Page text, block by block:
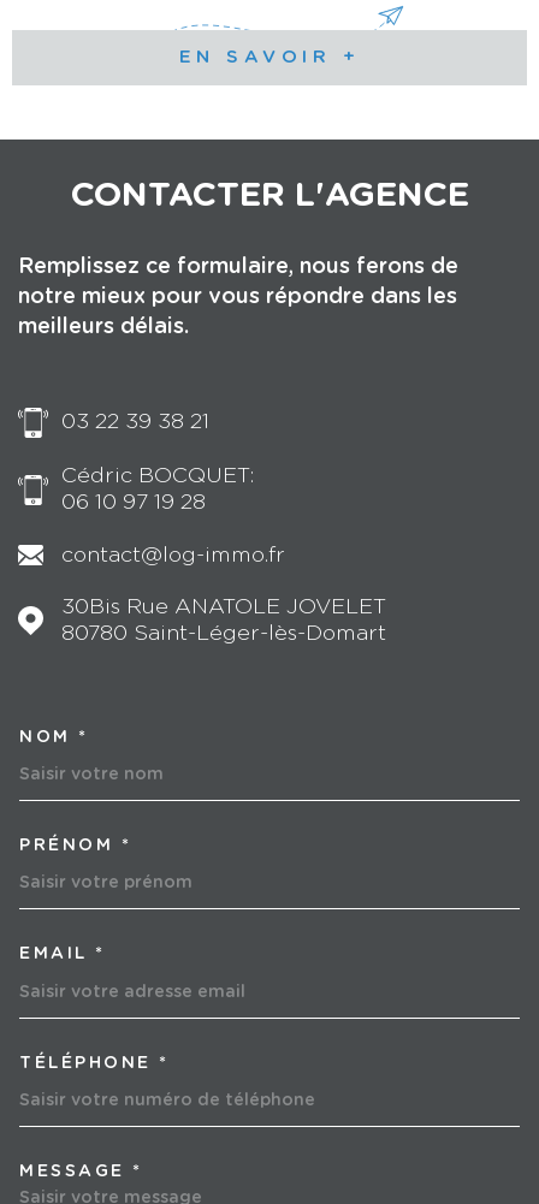
EN SAVOIR +
CONTACTER L'AGENCE
Remplissez ce formulaire, nous ferons de
notre mieux pour vous répondre dans les
meilleurs délais.
03 22 39 38 21
Cédric BOCQUET:
06 10 97 19 28
contact@log-immo.fr
30Bis Rue ANATOLE JOVELET
80780
Saint-Léger-lès-Domart
NOM *
PRÉNOM *
EMAIL *
TÉLÉPHONE *
MESSAGE *